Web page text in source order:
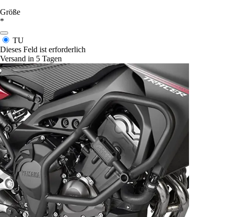
Größe
*
TU
Dieses Feld ist erforderlich
Versand in 5 Tagen